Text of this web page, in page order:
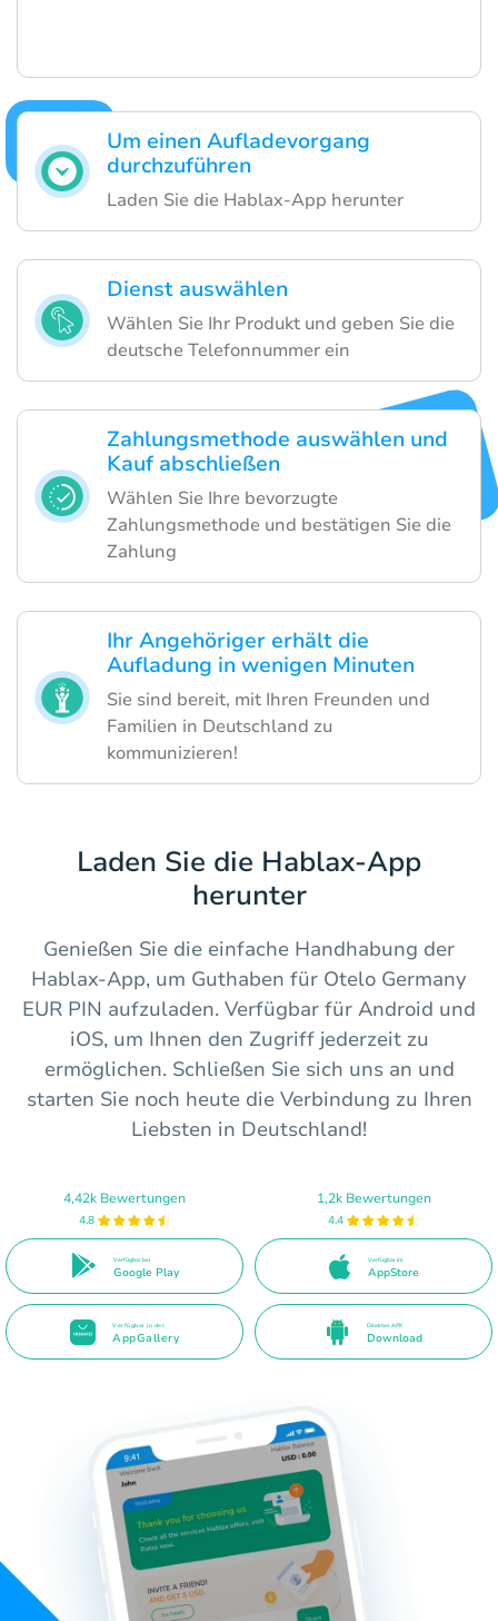
Um einen Aufladevorgang
durchzuführen
Laden Sie die Hablax-App herunter
Dienst auswählen
Wählen Sie Ihr Produkt und geben Sie die
deutsche Telefonnummer ein
Zahlungsmethode auswählen und
Kauf abschließen
Wählen Sie Ihre bevorzugte
Zahlungsmethode und bestätigen Sie die
Zahlung
Ihr Angehöriger erhält die
Aufladung in wenigen Minuten
Sie sind bereit, mit Ihren Freunden und
Familien in Deutschland zu
kommunizieren!
Laden Sie die Hablax-App
herunter
Genießen Sie die einfache Handhabung der
Hablax-App, um Guthaben für Otelo Germany
EUR PIN aufzuladen. Verfügbar für Android und
iOS, um Ihnen den Zugriff jederzeit zu
ermöglichen. Schließen Sie sich uns an und
starten Sie noch heute die Verbindung zu Ihren
Liebsten in Deutschland!
4,42k Bewertungen
4.8
Verfügbar bei
Google Play
1,2k Bewertungen
4.4
Verfügbar im
AppStore
Verfügbar in der
AppGallery
Direktes APK
Download